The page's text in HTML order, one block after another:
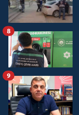
8
9